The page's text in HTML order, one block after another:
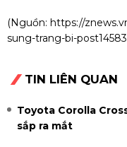
(Nguồn: https://
sung-trang-bi-
TIN LIÊN QUAN
Toyota Corolla
sắp ra mắt